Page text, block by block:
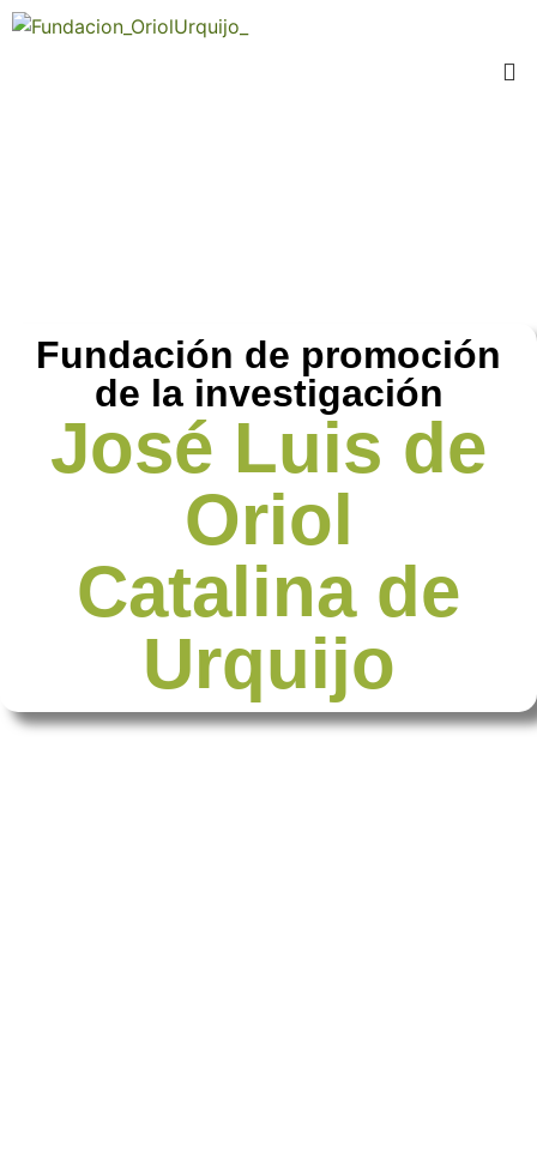
Fundación de promoción
de la investigación​
José Luis de
Oriol
Catalina de
Urquijo